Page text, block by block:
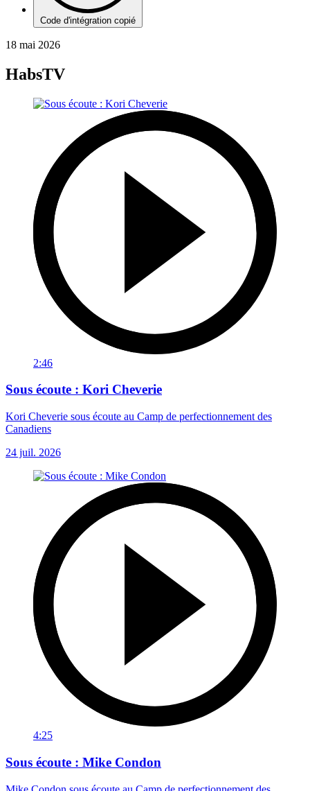
Code d'intégration copié
18 mai 2026
HabsTV
2:46
Sous écoute : Kori Cheverie
Kori Cheverie sous écoute au Camp de perfectionnement des
Canadiens
24 juil. 2026
4:25
Sous écoute : Mike Condon